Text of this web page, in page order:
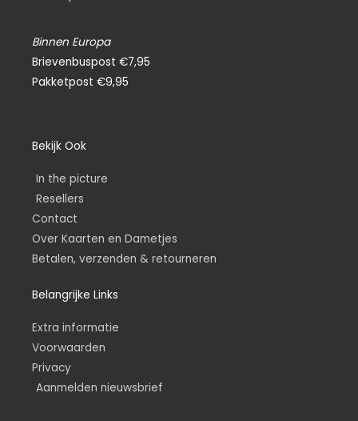
Binnen Europa
Brievenbuspost €7,95
Pakketpost €9,95
Bekijk Ook
In the picture
Resellers
Contact
Over Kaarten en Dametjes
Betalen, verzenden & retourneren
Belangrijke Links
Extra informatie
Voorwaarden
Privacy
Aanmelden nieuwsbrief